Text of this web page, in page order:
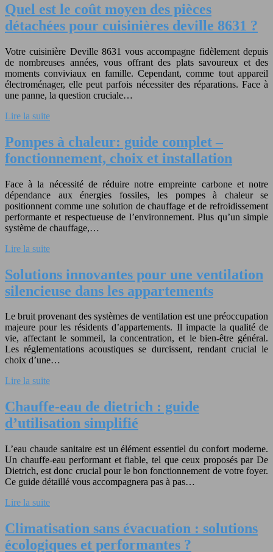
Quel est le coût moyen des pièces
détachées pour cuisinières deville 8631 ?
Votre cuisinière Deville 8631 vous accompagne fidèlement depuis
de nombreuses années, vous offrant des plats savoureux et des
moments conviviaux en famille. Cependant, comme tout appareil
électroménager, elle peut parfois nécessiter des réparations. Face à
une panne, la question cruciale…
Lire la suite
Pompes à chaleur: guide complet –
fonctionnement, choix et installation
Face à la nécessité de réduire notre empreinte carbone et notre
dépendance aux énergies fossiles, les pompes à chaleur se
positionnent comme une solution de chauffage et de refroidissement
performante et respectueuse de l’environnement. Plus qu’un simple
système de chauffage,…
Lire la suite
Solutions innovantes pour une ventilation
silencieuse dans les appartements
Le bruit provenant des systèmes de ventilation est une préoccupation
majeure pour les résidents d’appartements. Il impacte la qualité de
vie, affectant le sommeil, la concentration, et le bien-être général.
Les réglementations acoustiques se durcissent, rendant crucial le
choix d’une…
Lire la suite
Chauffe-eau de dietrich : guide
d’utilisation simplifié
L’eau chaude sanitaire est un élément essentiel du confort moderne.
Un chauffe-eau performant et fiable, tel que ceux proposés par De
Dietrich, est donc crucial pour le bon fonctionnement de votre foyer.
Ce guide détaillé vous accompagnera pas à pas…
Lire la suite
Climatisation sans évacuation : solutions
écologiques et performantes ?